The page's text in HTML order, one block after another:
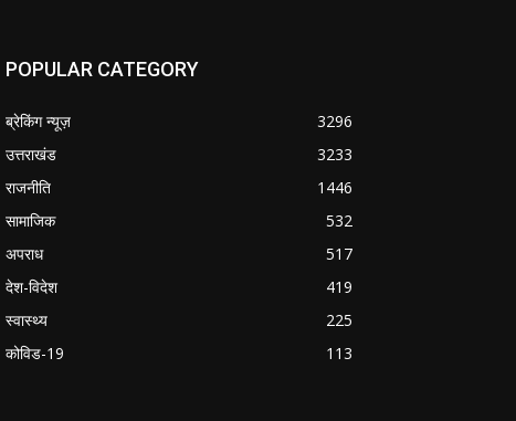
POPULAR CATEGORY
ब्रेकिंग न्यूज़
3296
उत्तराखंड
3233
राजनीति
1446
सामाजिक
532
अपराध
517
देश-विदेश
419
स्वास्थ्य
225
कोविड-19
113